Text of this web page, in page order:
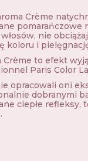
Crème
pomarańczowe
nie
koloru i
Crème to efekt
Paris Color
opracowali oni
dobranymi
ciepłe refleksy,